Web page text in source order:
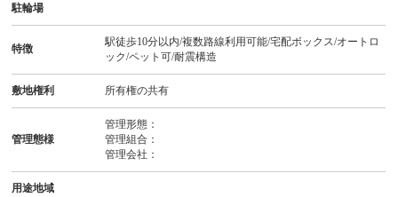
駐輪場
特徴
駅徒歩10分以内/複数路線利用可能/宅配ボックス/オートロ
ック/ペット可/耐震構造
敷地権利 所有権の共有
管理態様
管理形態：
管理組合：
管理会社：
用途地域